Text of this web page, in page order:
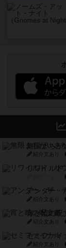
無限まちが
紹介文あり
リワイルド
アンダー・
紹介文あり
宵と暁の呪
紹介文あり
セミファイ
紹介文あり